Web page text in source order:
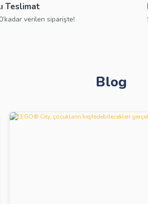
Teslimat
verilen siparişte!
Blog